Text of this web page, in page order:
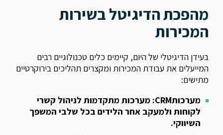
מהפכת הדיגיטל בשירות
המכירות
בעידן הדיגיטלי של היום, קיימים כלים טכנולוגיים רבים
המייעלים את עבודת המכירות ומקצרים תהליכים בירוקרטיים
מתישים:
מערכותCRM:
מערכות מתקדמות לניהול קשרי
לקוחות ולמעקב אחר הלידים בכל שלבי המשפך
השיווקי.